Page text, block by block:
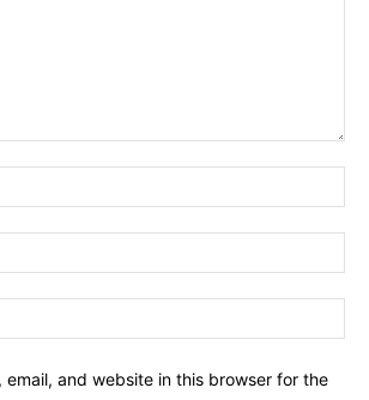
email, and website in this browser for the